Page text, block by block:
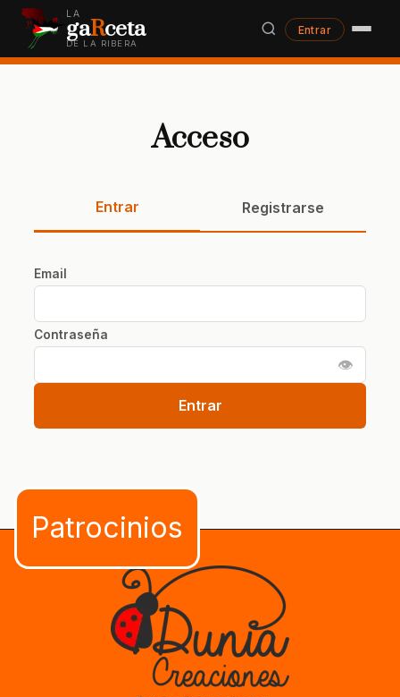
LA
gaRceta
DE LA RIBERA
Entrar
Acceso
Entrar Registrarse
Email
Contraseña
👁
Entrar